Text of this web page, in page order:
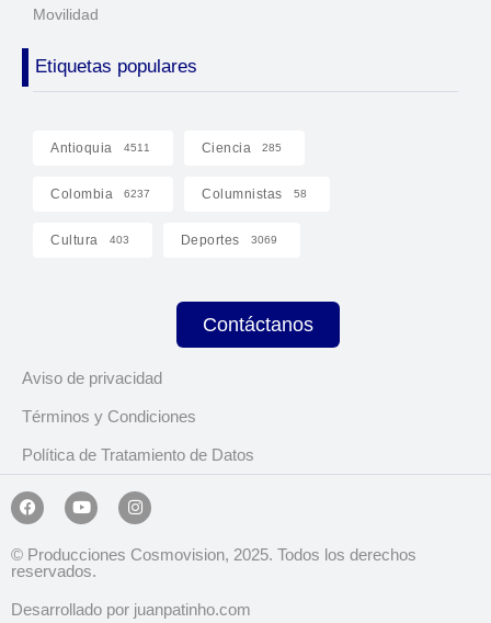
Movilidad
Etiquetas populares
Antioquia 4511 Ciencia 285
Colombia 6237 Columnistas 58
Cultura 403 Deportes 3069
Contáctanos
Aviso de privacidad
Términos y Condiciones
Política de Tratamiento de Datos
© Producciones Cosmovision, 2025. Todos los derechos
reservados.
Desarrollado por juanpatinho.com